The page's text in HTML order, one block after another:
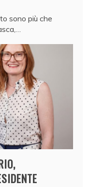
sono più che